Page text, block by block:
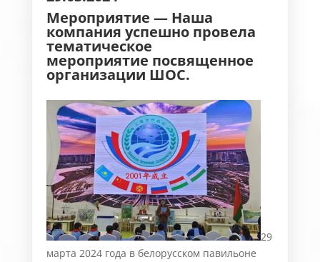
Мероприятие — Наша
компания успешнопровела
тематическое
мероприятие посвященное
организации ШОС.
29
марта 2024 года в белорусском павильоне